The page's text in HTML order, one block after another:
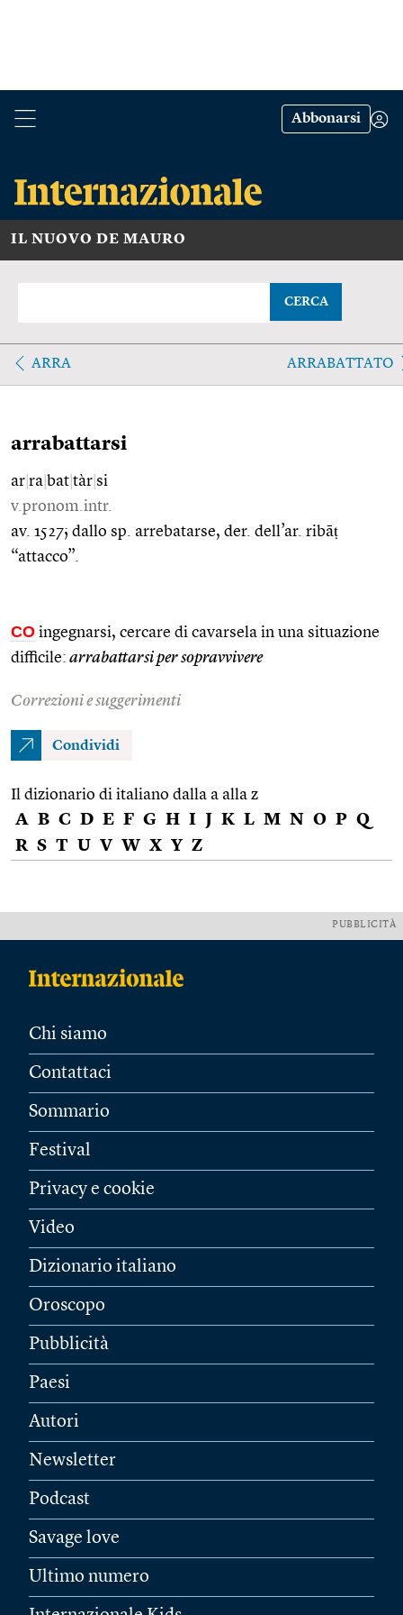
Abbonarsi
IL NUOVO DE MAURO
CERCA
ARRA ARRABATTATO
arrabattarsi
ar ra bat tàr si
v.pronom.intr.
av. 1527; dallo sp. arrebatarse, der. dell’ar. ribāṭ
“attacco”.
CO ingegnarsi, cercare di cavarsela in una situazione
difficile: arrabattarsi per sopravvivere
Correzioni e suggerimenti
Condividi
Il dizionario di italiano dalla a alla z
A B C D E F G H I J K L M N O P Q
R S T U V W X Y Z
PUBBLICITÀ
Chi siamo
Contattaci
Sommario
Festival
Privacy e cookie
Video
Dizionario italiano
Oroscopo
Pubblicità
Paesi
Autori
Newsletter
Podcast
Savage love
Ultimo numero